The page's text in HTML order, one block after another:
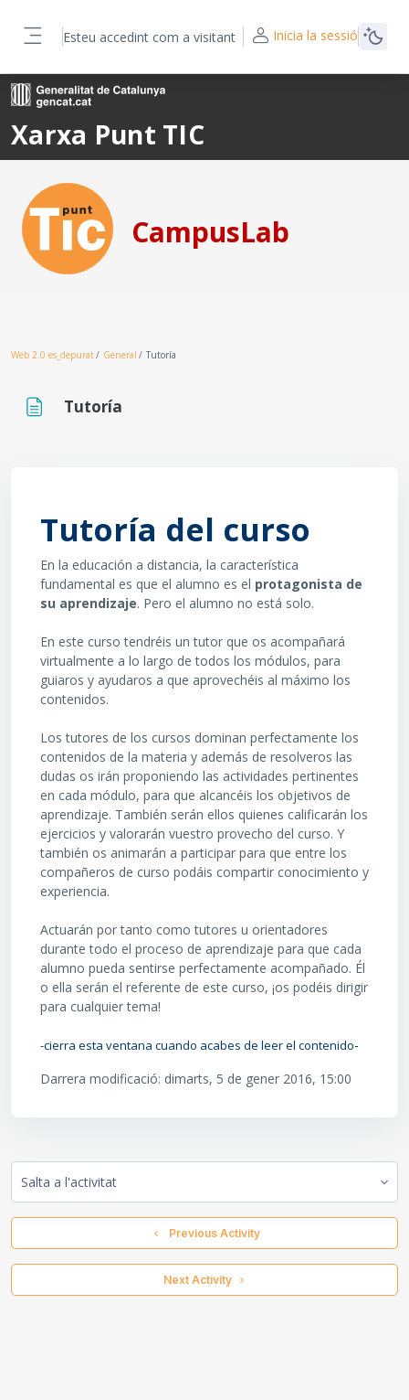
Xarxa Punt TIC
CampusLab
Esteu accedint com a visitant Inicia la sessió
Web 2.0 es_depurat General Tutoría
Tutoría
Tutoría del curso
En la educación a distancia, la característica
fundamental es que el alumno es el protagonista de
su aprendizaje. Pero el alumno no está solo.
En este curso tendréis un tutor que os acompañará
virtualmente a lo largo de todos los módulos, para
guiaros y ayudaros a que aprovechéis al máximo los
contenidos.
Los tutores de los cursos dominan perfectamente los
contenidos de la materia y además de resolveros las
dudas os irán proponiendo las actividades pertinentes
en cada módulo, para que alcancéis los objetivos de
aprendizaje. También serán ellos quienes calificarán los
ejercicios y valorarán vuestro provecho del curso. Y
también os animarán a participar para que entre los
compañeros de curso podáis compartir conocimiento y
experiencia.
Actuarán por tanto como tutores u orientadores
durante todo el proceso de aprendizaje para que cada
alumno pueda sentirse perfectamente acompañado. Él
o ella serán el referente de este curso, ¡os podéis dirigir
para cualquier tema!
-cierra esta ventana cuando acabes de leer el contenido-
Darrera modificació: dimarts, 5 de gener 2016, 15:00
  Previous Activity
Next Activity